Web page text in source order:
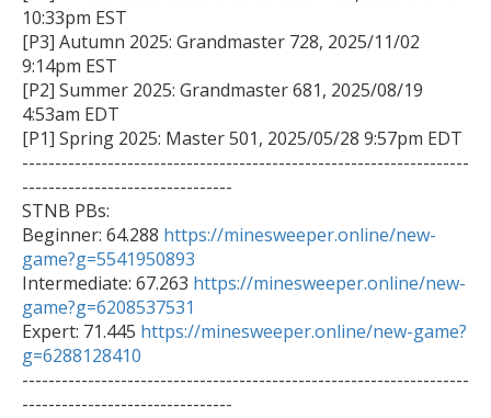
10:33pm EST
[P3] Autumn 2025: Grandmaster 728, 2025/11/02
9:14pm EST
[P2] Summer 2025: Grandmaster 681, 2025/08/19
4:53am EDT
[P1] Spring 2025: Master 501, 2025/05/28 9:57pm EDT
--------------------------------------------------------------------
--------------------------------
STNB PBs:
Beginner: 64.288 https://minesweeper.online/new-
game?g=5541950893
Intermediate: 67.263 https://minesweeper.online/new-
game?g=6208537531
Expert: 71.445 https://minesweeper.online/new-game?
g=6288128410
--------------------------------------------------------------------
--------------------------------